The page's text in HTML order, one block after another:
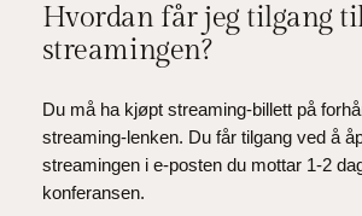
Hvordan får jeg tilgang
streamingen?
Du må ha kjøpt streaming-billett på
streaming-lenken. Du får tilgang ved å
streamingen i e-posten du mottar 1-2
konferansen.